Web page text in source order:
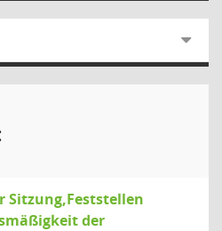
Sitzung,Feststellen
der